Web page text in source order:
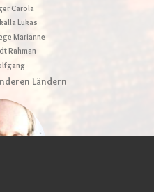
Carola
Lukas
Marianne
Rahman
Ländern